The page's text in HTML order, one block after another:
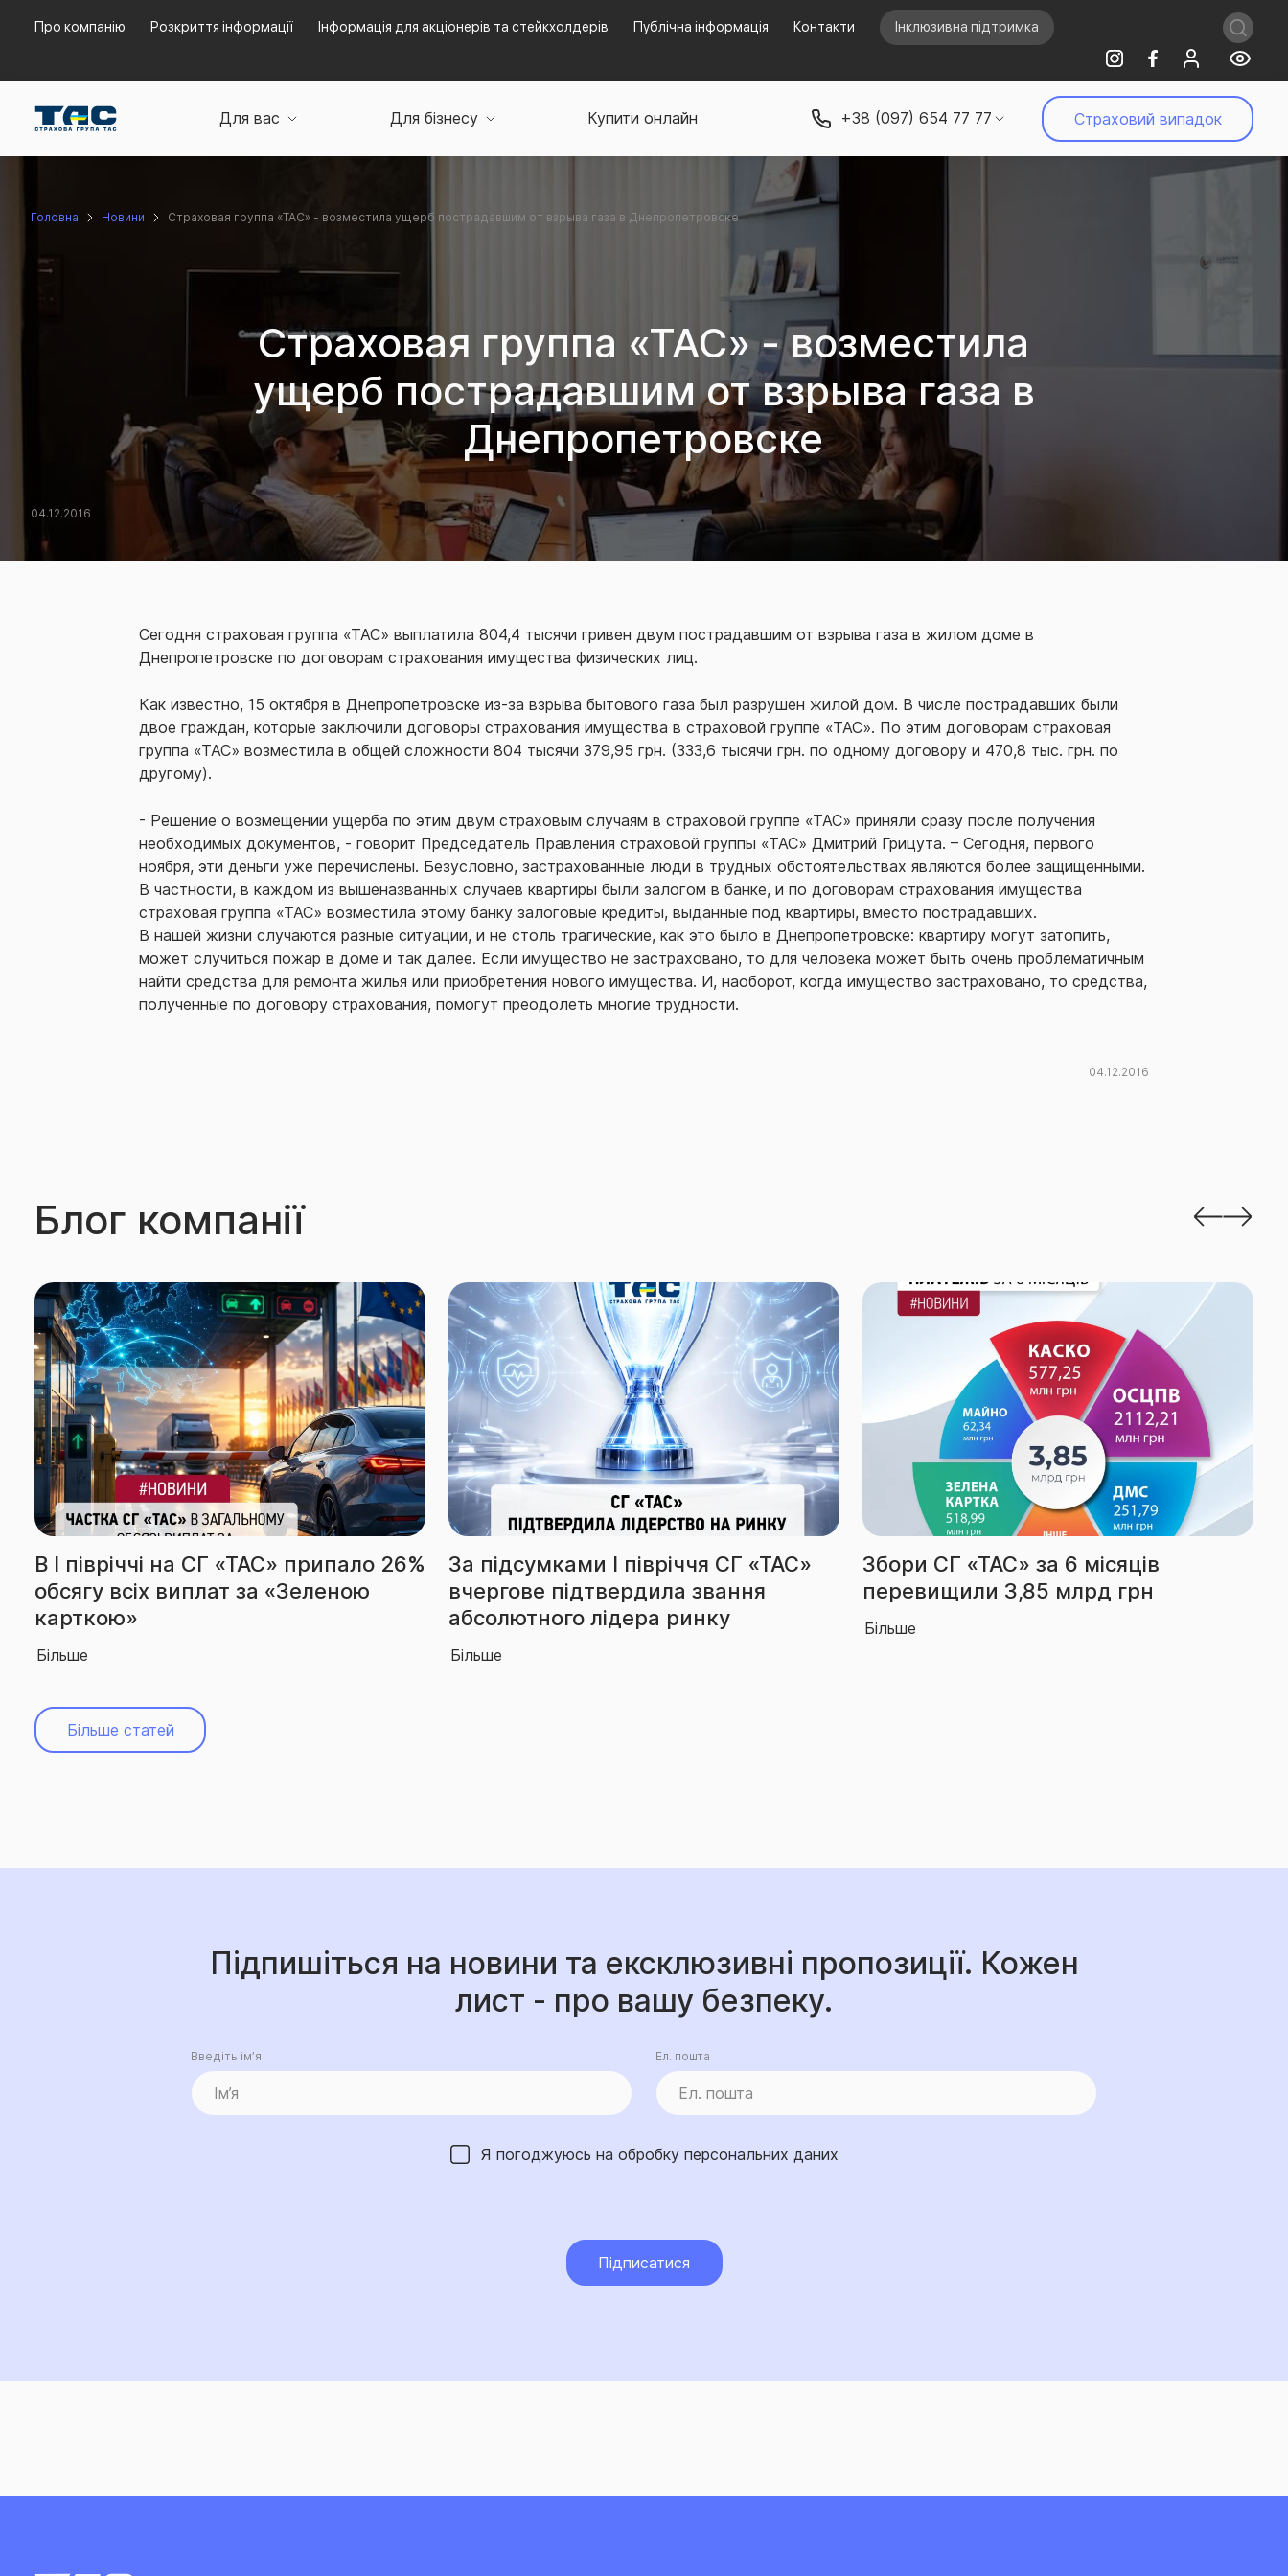
Про компанію Розкриття інформації Інформація для акціонерів та стейкхолдерів Публічна інформація Контакти Інклюзивна підтримка
Для вас Для бізнесу Купити онлайн +38 (097) 654 77 77 Страховий випадок
Головна Новини Страховая группа «ТАС» - возместила ущерб пострадавшим от взрыва газа в Днепропетровске
Страховая группа «ТАС» - возместила
ущерб пострадавшим от взрыва газа в
Днепропетровске
04.12.2016
Сегодня страховая группа «ТАС» выплатила 804,4 тысячи гривен двум пострадавшим от взрыва газа в жилом доме в
Днепропетровске по договорам страхования имущества физических лиц.
Как известно, 15 октября в Днепропетровске из-за взрыва бытового газа был разрушен жилой дом. В числе пострадавших были
двое граждан, которые заключили договоры страхования имущества в страховой группе «ТАС». По этим договорам страховая
группа «ТАС» возместила в общей сложности 804 тысячи 379,95 грн. (333,6 тысячи грн. по одному договору и 470,8 тыс. грн. по
другому).
- Решение о возмещении ущерба по этим двум страховым случаям в страховой группе «ТАС» приняли сразу после получения
необходимых документов, - говорит Председатель Правления страховой группы «ТАС» Дмитрий Грицута. – Сегодня, первого
ноября, эти деньги уже перечислены. Безусловно, застрахованные люди в трудных обстоятельствах являются более защищенными.
В частности, в каждом из вышеназванных случаев квартиры были залогом в банке, и по договорам страхования имущества
страховая группа «ТАС» возместила этому банку залоговые кредиты, выданные под квартиры, вместо пострадавших.
В нашей жизни случаются разные ситуации, и не столь трагические, как это было в Днепропетровске: квартиру могут затопить,
может случиться пожар в доме и так далее. Если имущество не застраховано, то для человека может быть очень проблематичным
найти средства для ремонта жилья или приобретения нового имущества. И, наоборот, когда имущество застраховано, то средства,
полученные по договору страхования, помогут преодолеть многие трудности.
04.12.2016
Блог компанії
26%
За підсумками І півріччя СГ «ТАС»
вчергове підтвердила звання
Збори СГ «ТАС» за 6 місяців
перевищили 3,85 млрд грн
Більше
Виплати СГ «ТАС» за І
зросли на 66% – до 2,14
Більше статей
Підпишіться на новини та ексклюзивні пропозиції. Кожен
лист - про вашу безпеку.
Введіть ім’я Ел. пошта
Я погоджуюсь на обробку персональних даних
Підписатися